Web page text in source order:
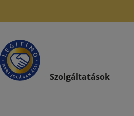
Szolgáltatások